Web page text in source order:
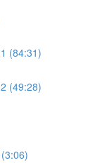
(84:31)
(49:28)